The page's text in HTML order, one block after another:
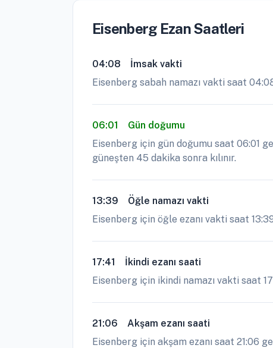
Eisenberg Ezan Saatleri
04:08
İmsak vakti
Eisenberg sabah namazı vakti saat
06:01
Gün doğumu
Eisenberg için gün doğumu saat 06:01
güneşten 45 dakika sonra kılınır.
13:39
Öğle namazı vakti
Eisenberg için öğle ezanı vakti saat
17:41
İkindi ezanı saati
Eisenberg için ikindi namazı vakti saat
21:06
Akşam ezanı saati
Eisenberg için akşam ezanı saat 21:06